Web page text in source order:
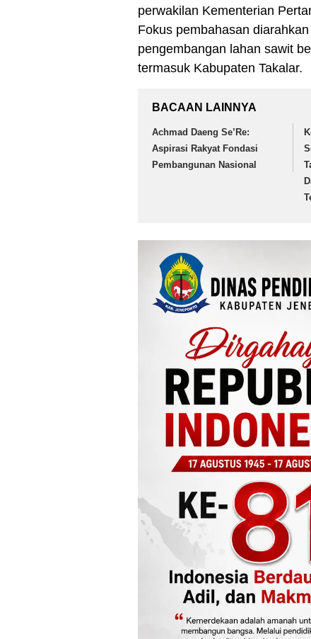
perwakilan Kementerian
Fokus pembahasan
pengembangan lahan sawit
termasuk Kabupaten Takalar.
BACAAN LAINNYA
Achmad Daeng Se’Re:
Aspirasi Rakyat Fondasi
Pembangunan Nasional